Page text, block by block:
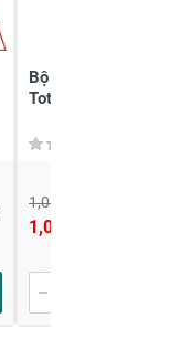
Bộ 8 đầu tuýp tác
Total THKISD34081
1,050,000 đ
1,029,000 đ